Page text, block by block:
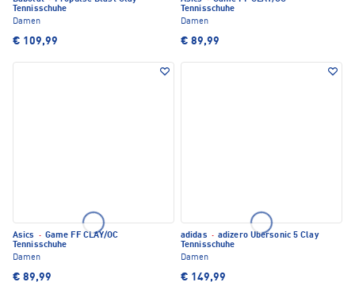
Tennisschuhe
Damen
€ 109,99
Tennisschuhe
Damen
€ 89,99
Asics · Game FF CLAY/OC
Tennisschuhe
Damen
€ 89,99
adidas · adizero Ubersonic 5 Clay
Tennisschuhe
Damen
€ 149,99